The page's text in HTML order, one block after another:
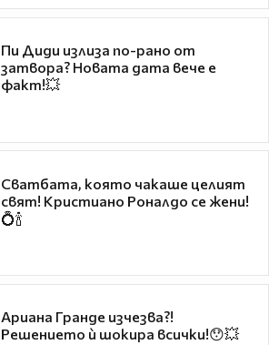
Пи Диди излиза по-рано от
затвора? Новата дата вече е
факт!💥
Сватбата, която чакаше целият
свят! Кристиано Роналдо се жени!
💍🍾
Ариана Гранде изчезва?!
Решението ѝ шокира всички!😯💥